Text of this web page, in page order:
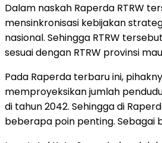
Dalam naskah Raperda RTRW
mensinkronisasi kebijakan
nasional. Sehingga RTRW
sesuai dengan RTRW provinsi
Pada Raperda terbaru ini,
memproyeksikan jumlah
di tahun 2042. Sehingga di
beberapa poin penting. Sebagai